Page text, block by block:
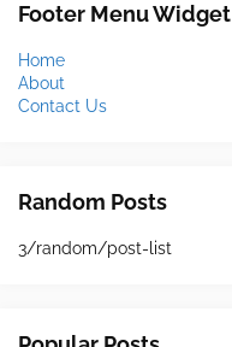
Footer Menu Widget
Home
About
Contact Us
Random Posts
3/random/post-list